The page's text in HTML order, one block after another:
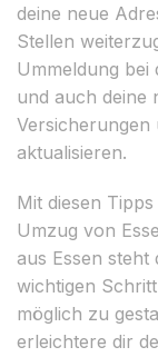
deine neue
Stellen
Ummeldung
und auch deine
aktualisieren.
Mit diesen
Umzug von
aus Essen steht
wichtigen
möglich zu
erleichtere dir